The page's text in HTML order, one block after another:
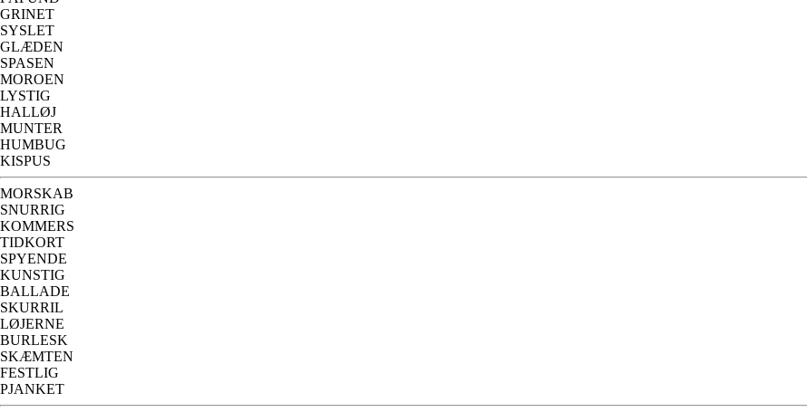
GRINET
SYSLET
GLÆDEN
SPASEN
MOROEN
LYSTIG
HALLØJ
MUNTER
HUMBUG
KISPUS
MORSKAB
SNURRIG
KOMMERS
TIDKORT
SPYENDE
KUNSTIG
BALLADE
SKURRIL
LØJERNE
BURLESK
SKÆMTEN
FESTLIG
PJANKET